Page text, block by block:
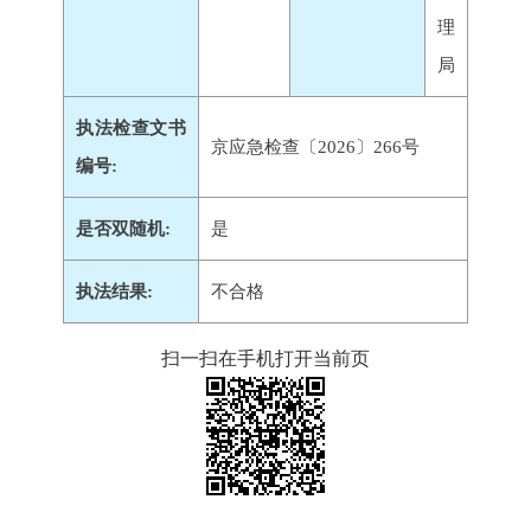
理
局
执法检查文书
编号:
京应急检查〔2026〕266号
是否双随机: 是
执法结果: 不合格
扫一扫在手机打开当前页